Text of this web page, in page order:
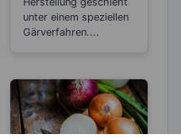
unter einem speziellen
Gärverfahren....